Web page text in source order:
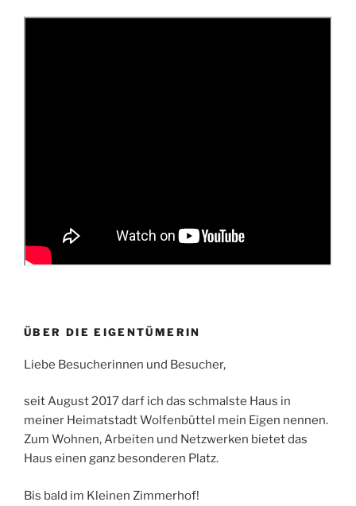
ÜBER DIE EIGENTÜMERIN
Liebe Besucherinnen und Besucher,
seit August 2017 darf ich das schmalste Haus in
meiner Heimatstadt Wolfenbüttel mein Eigen nennen.
Zum Wohnen, Arbeiten und Netzwerken bietet das
Haus einen ganz besonderen Platz.
Bis bald im Kleinen Zimmerhof!